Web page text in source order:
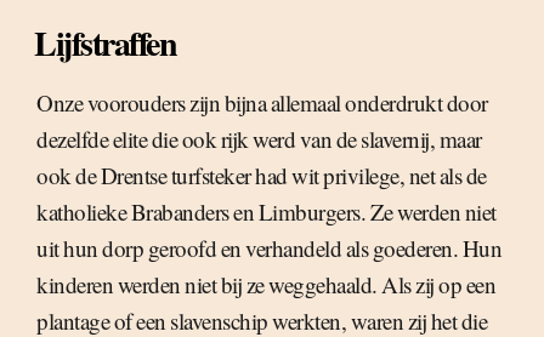
Lijfstraffen
Onze voorouders zijn bijna allemaal onderdrukt door
dezelfde elite die ook rijk werd van de slavernij, maar
ook de Drentse turfsteker had wit privilege, net als de
katholieke Brabanders en Limburgers. Ze werden niet
uit hun dorp geroofd en verhandeld als goederen. Hun
kinderen werden niet bij ze weggehaald. Als zij op een
plantage of een slavenschip werkten, waren zij het die